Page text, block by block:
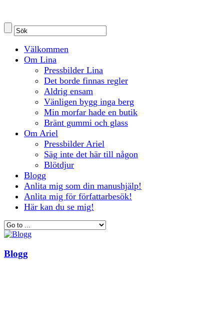
Välkommen
Om Lina
Pressbilder Lina
Det borde finnas regler
Aldrig ensam
Vänligen bygg inga berg
Min morfar hade en butik
Bränt gummi och glass
Om Ariel
Pressbilder Ariel
Säg inte det här till någon
Blötdjur
Blogg
Anlita mig som din manushjälp!
Anlita mig för författarbesök!
Här kan du se mig!
Blogg